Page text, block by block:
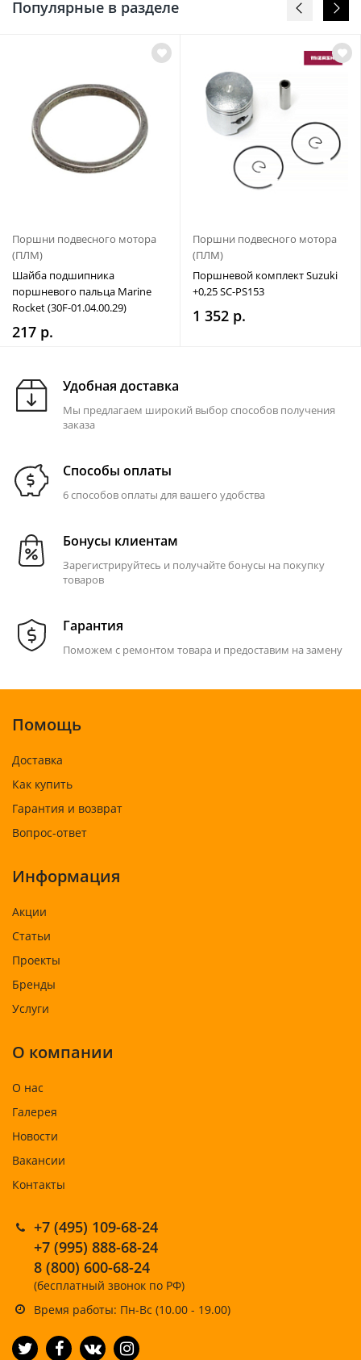
Популярные в разделе
Поршни подвесного мотора
(ПЛМ)
Шайба подшипника
поршневого пальца Marine
Rocket (30F-01.04.00.29)
217 р.
Поршни подвесного мотора
(ПЛМ)
Поршневой комплект Suzuki
+0,25 SC-PS153
1 352 р.
Удобная доставка
Мы предлагаем широкий выбор способов получения
заказа
Способы оплаты
6 способов оплаты для вашего удобства
Бонусы клиентам
Зарегистрируйтесь и получайте бонусы на покупку
товаров
Гарантия
Поможем с ремонтом товара и предоставим на замену
Помощь
Доставка
Как купить
Гарантия и возврат
Вопрос-ответ
Информация
Акции
Статьи
Проекты
Бренды
Услуги
О компании
О нас
Галерея
Новости
Вакансии
Контакты
+7 (495) 109-68-24
+7 (995) 888-68-24
8 (800) 600-68-24
(бесплатный звонок по РФ)
Время работы: Пн-Вс (10.00 - 19.00)